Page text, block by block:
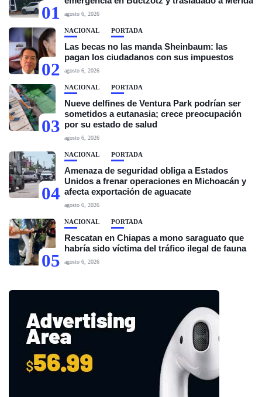
01 agosto 6, 2026
02
NACIONAL PORTADA
Las becas no las manda Sheinbaum: las
pagan los ciudadanos con sus impuestos
agosto 6, 2026
03
NACIONAL PORTADA
Nueve delfines de Ventura Park podrían ser
sometidos a eutanasia; crece preocupación
por su estado de salud
agosto 6, 2026
04
NACIONAL PORTADA
Amenaza de seguridad obliga a Estados
Unidos a frenar operaciones en Michoacán y
afecta exportación de aguacate
agosto 6, 2026
05
NACIONAL PORTADA
Rescatan en Chiapas a mono saraguato que
habría sido víctima del tráfico ilegal de fauna
agosto 6, 2026